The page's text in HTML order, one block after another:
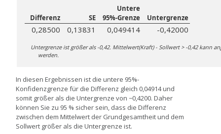
Differenz SE
Untere
95%-Grenze
Untergrenze
0,28500 0,13831 0,049414 -0,42000
Untergrenze ist größer als -0,42. Mittelwert(Kraft) - Sollwert > -0,42 kann
werden.
In diesen Ergebnissen ist die untere 95%-
Konfidenzgrenze für die Differenz gleich 0,04914 und
somit größer als die Untergrenze von −0,4200. Daher
können Sie zu 95 % sicher sein, dass die Differenz
zwischen dem Mittelwert der Grundgesamtheit und dem
Sollwert größer als die Untergrenze ist.